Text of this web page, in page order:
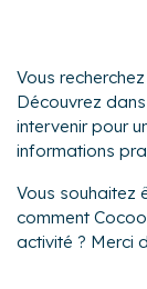
Vous
Découvrez
intervenir pour
informations
Vous souhaitez
comment
activité ? Merci